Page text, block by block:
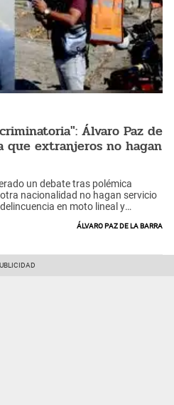
Álvaro Paz de
que extranjeros no hagan
un debate tras polémica
nacionalidad no hagan servicio
en moto lineal y
Álvaro Paz de la Barra